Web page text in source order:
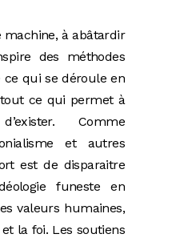
machine, à abâtardir
des méthodes
ce qui se déroule en
ce qui permet à
Comme
et autres
est de disparaitre
funeste en
valeurs humaines,
la foi. Les soutiens